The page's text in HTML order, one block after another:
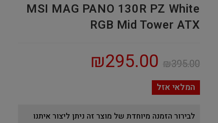
MSI MAG PANO 130R PZ White
RGB Mid Tower ATX
₪395.00
₪295.00
המלאי אזל
לבירור הזמנה מיוחדת של מוצר זה ניתן ליצור איתנו